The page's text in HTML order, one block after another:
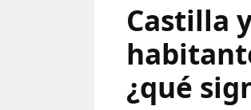
Castilla
¿qué